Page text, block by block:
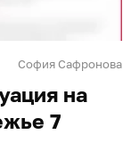
София Сафронова
на
7